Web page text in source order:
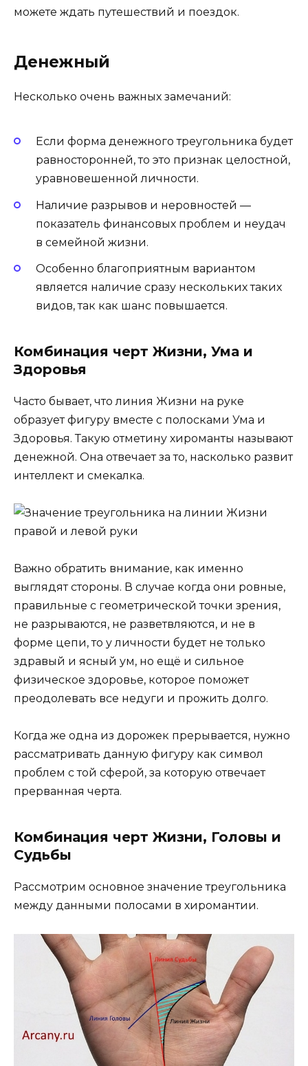
можете ждать путешествий и поездок.
Денежный
Несколько очень важных замечаний:
Если форма денежного треугольника будет
равносторонней, то это признак целостной,
уравновешенной личности.
Наличие разрывов и неровностей —
показатель финансовых проблем и неудач
в семейной жизни.
Особенно благоприятным вариантом
является наличие сразу нескольких таких
видов, так как шанс повышается.
Комбинация черт Жизни, Ума и
Здоровья
Часто бывает, что линия Жизни на руке
образует фигуру вместе с полосками Ума и
Здоровья. Такую отметину хироманты называют
денежной. Она отвечает за то, насколько развит
интеллект и смекалка.
Важно обратить внимание, как именно
выглядят стороны. В случае когда они ровные,
правильные с геометрической точки зрения,
не разрываются, не разветвляются, и не в
форме цепи, то у личности будет не только
здравый и ясный ум, но ещё и сильное
физическое здоровье, которое поможет
преодолевать все недуги и прожить долго.
Когда же одна из дорожек прерывается, нужно
рассматривать данную фигуру как символ
проблем с той сферой, за которую отвечает
прерванная черта.
Комбинация черт Жизни, Головы и
Судьбы
Рассмотрим основное значение треугольника
между данными полосами в хиромантии.